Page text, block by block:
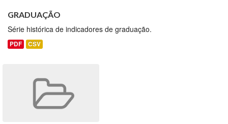
GRADUAÇÃO
Série histórica de indicadores de graduação.
PDF CSV